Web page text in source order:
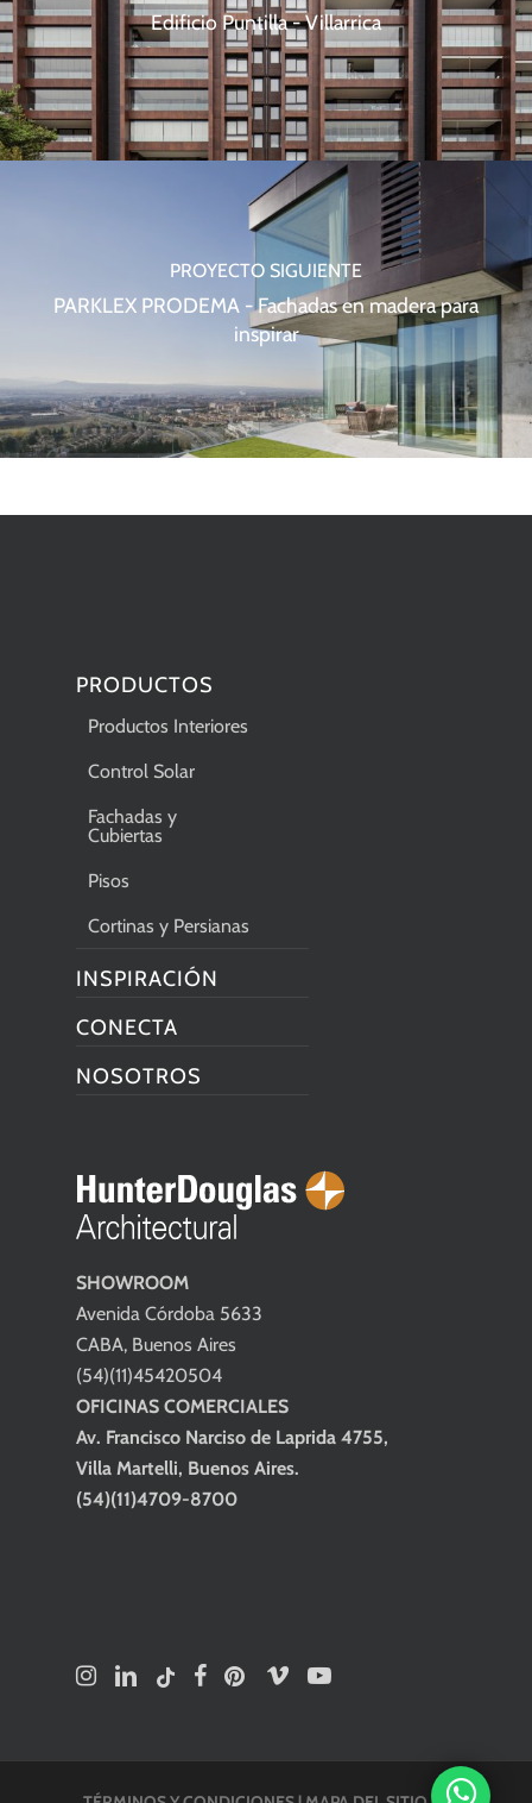
Edificio Puntilla - Villarrica
PROYECTO SIGUIENTE
PARKLEX PRODEMA - Fachadas en madera para
inspirar
SHOWROOM
Avenida Córdoba 5633
CABA, Buenos Aires
(54)(11)45420504
OFICINAS COMERCIALES
Av. Francisco Narciso de Laprida 4755,
Villa Martelli, Buenos Aires.
(54)(11)4709-8700
PRODUCTOS
Productos Interiores
Control Solar
Fachadas y
Cubiertas
Pisos
Cortinas y Persianas
INSPIRACIÓN
CONECTA
NOSOTROS